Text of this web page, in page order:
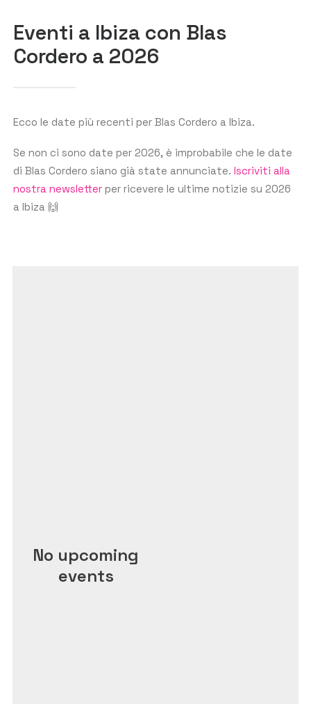
GET THE APP
Eventi a Ibiza con Blas
Cordero a 2026
Ecco le date più recenti per Blas Cordero a Ibiza.
Se non ci sono date per 2026, è improbabile che le date
di Blas Cordero siano già state annunciate. Iscriviti alla
nostra newsletter per ricevere le ultime notizie su 2026
a Ibiza 🙌
No upcoming
events